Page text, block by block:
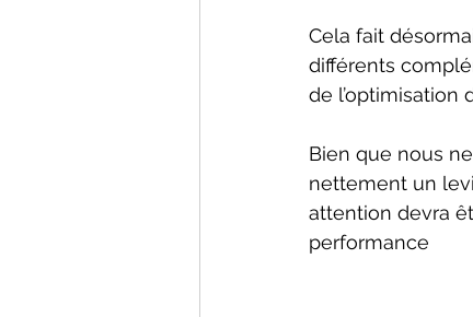
Cela fait
différents
de l’optimisation
Bien que nous
nettement un
attention devra
performance